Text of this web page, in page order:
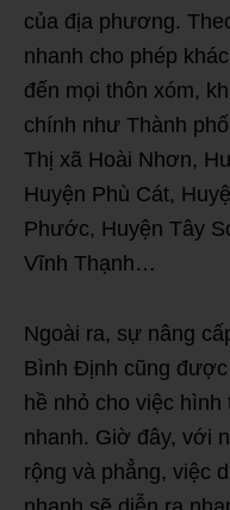
của địa phương.
nhanh cho phép
đến mọi thôn xóm,
chính như Thành
Thị xã Hoài Nhơn,
Huyện Phù Cát,
Phước, Huyện Tây
Vĩnh Thạnh…
Ngoài ra, sự nâng
Bình Định cũng
hề nhỏ cho việc
nhanh. Giờ đây, với
rộng và phẳng, việc